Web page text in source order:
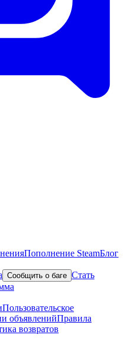
Пополнение SteamБлог
Сообщить о баге Стать
Пользовательское
объявленийПравила
возвратов